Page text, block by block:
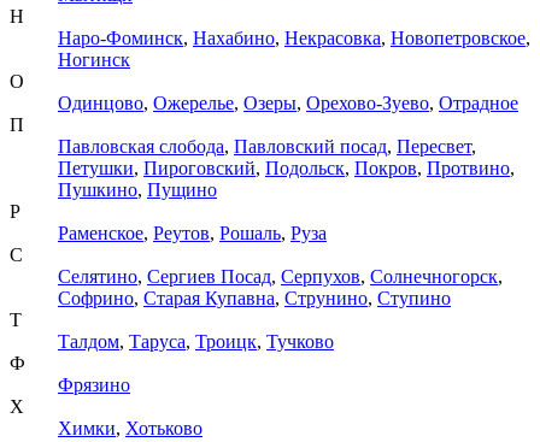
Н
Наро-Фоминск, Нахабино, Некрасовка, Новопетровское,
Ногинск
О
Одинцово, Ожерелье, Озеры, Орехово-Зуево, Отрадное
П
Павловская слобода, Павловский посад, Пересвет,
Петушки, Пироговский, Подольск, Покров, Протвино,
Пушкино, Пущино
Р
Раменское, Реутов, Рошаль, Руза
С
Селятино, Сергиев Посад, Серпухов, Солнечногорск,
Софрино, Старая Купавна, Струнино, Ступино
Т
Талдом, Таруса, Троицк, Тучково
Ф
Фрязино
Х
Химки, Хотьково